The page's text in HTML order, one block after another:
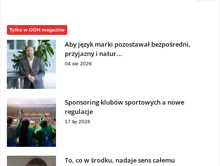
Tylko w OOH magazine
Aby język marki pozostawał bezpośredni,
przyjazny i natur...
04 sie 2026
Sponsoring klubów sportowych a nowe
regulacje
17 lip 2026
To, co w środku, nadaje sens całemu